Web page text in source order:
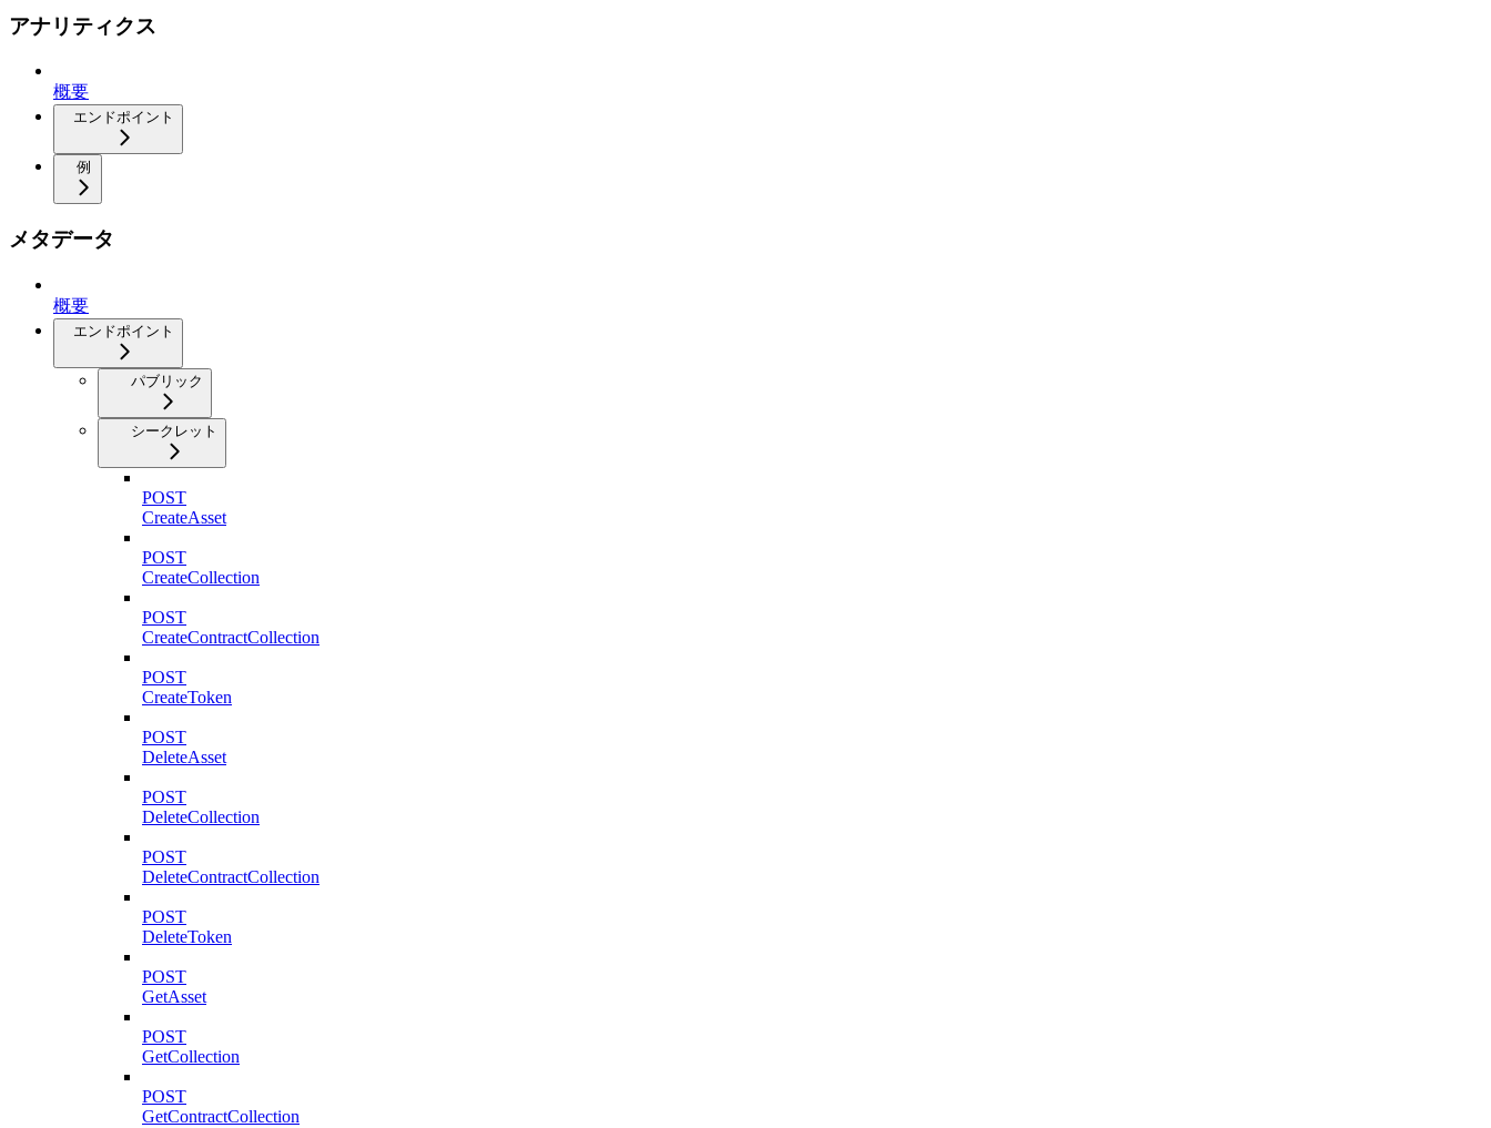
アナリティクス
概要
エンドポイント
例
メタデータ
概要
エンドポイント
パブリック
シークレット
POST
CreateAsset
POST
CreateCollection
POST
CreateContractCollection
POST
CreateToken
POST
DeleteAsset
POST
DeleteCollection
POST
DeleteContractCollection
POST
DeleteToken
POST
GetAsset
POST
GetCollection
POST
GetContractCollection